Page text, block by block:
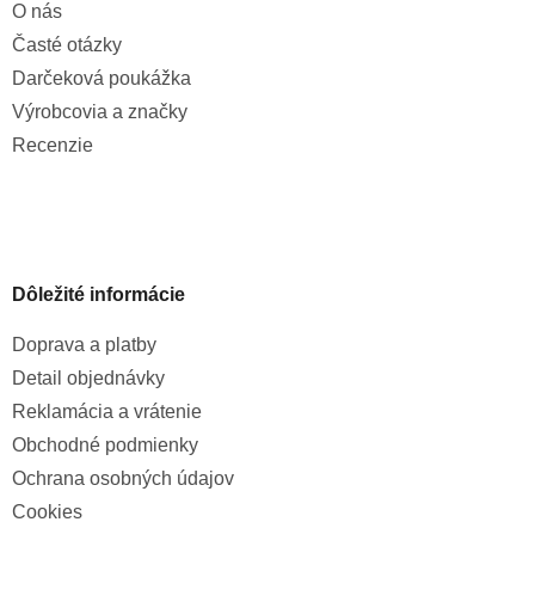
O nás
Časté otázky
Darčeková poukážka
Výrobcovia a značky
Recenzie
Dôležité informácie
Doprava a platby
Detail objednávky
Reklamácia a vrátenie
Obchodné podmienky
Ochrana osobných údajov
Cookies